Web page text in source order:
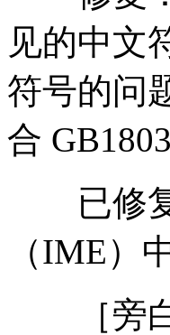
见的中文
符号的问
合
已修复
（IME）
［旁白